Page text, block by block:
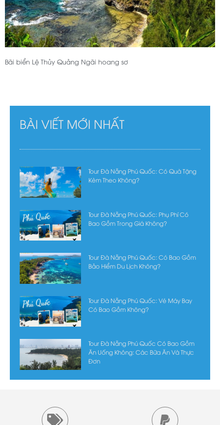
Bãi biển Lệ Thủy Quảng Ngãi hoang sơ
BÀI VIẾT MỚI NHẤT
Tour Đà Nẵng Phú Quốc: Có Quà Tặng
Kèm Theo Không?
Tour Đà Nẵng Phú Quốc: Phụ Phí Có
Bao Gồm Trong Giá Không?
Tour Đà Nẵng Phú Quốc: Có Bao Gồm
Bảo Hiểm Du Lịch Không?
Tour Đà Nẵng Phú Quốc: Vé Máy Bay
Có Bao Gồm Không?
Tour Đà Nẵng Phú Quốc Có Bao Gồm
Ăn Uống Không: Các Bữa Ăn Và Thực
Đơn